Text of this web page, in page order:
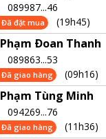
089987...46
Đã đặt mua (19h45)
Phạm Ðoan Thanh
089863...53
Đã giao hàng (09h16)
Phạm Tùng Minh
094269...76
Đã giao hàng (11h36)